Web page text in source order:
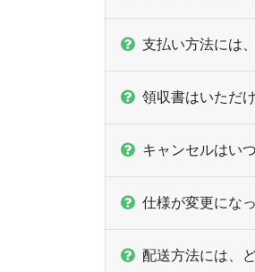
支払い方法には
領収書はいただ
キャンセルはい
仕様が変更にな
配送方法には、